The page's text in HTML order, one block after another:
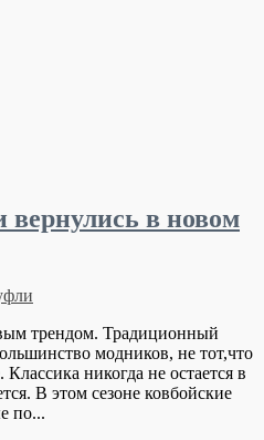
вернулись в новом
трендом. Традиционный
модников, не тот,что
никогда не остается в
В этом сезоне ковбойские
по...